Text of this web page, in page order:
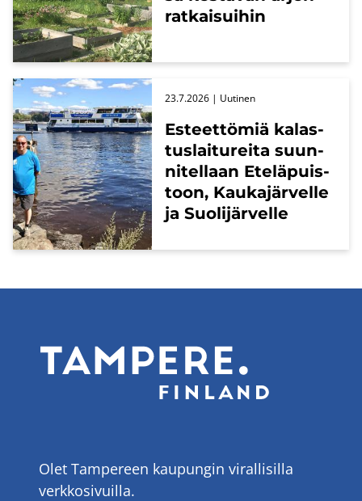
rat­kai­sui­hin
Es­teet­tö­miä ka­las­
tus­lai­tu­rei­ta suun­
ni­tel­laan Ete­lä­puis­
toon, Kau­ka­jär­vel­le
ja Suo­li­jär­vel­le
23.7.2026 | Uu­ti­nen
Olet Tampereen kaupungin virallisilla
verkkosivuilla.